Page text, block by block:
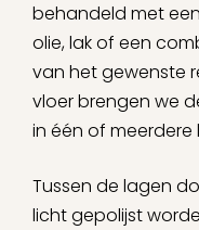
behandeld met
olie, lak of een
van het gewenste
vloer brengen we
in één of meerdere
Tussen de lagen
licht gepolijst